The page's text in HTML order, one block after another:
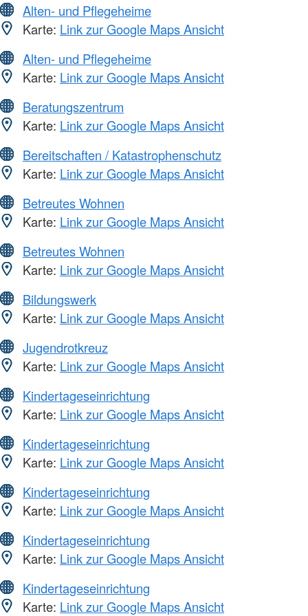
Alten- und Pflegeheime
Karte: Link zur Google Maps Ansicht
Alten- und Pflegeheime
Karte: Link zur Google Maps Ansicht
Beratungszentrum
Karte: Link zur Google Maps Ansicht
Bereitschaften / Katastrophenschutz
Karte: Link zur Google Maps Ansicht
Betreutes Wohnen
Karte: Link zur Google Maps Ansicht
Betreutes Wohnen
Karte: Link zur Google Maps Ansicht
Bildungswerk
Karte: Link zur Google Maps Ansicht
Jugendrotkreuz
Karte: Link zur Google Maps Ansicht
Kindertageseinrichtung
Karte: Link zur Google Maps Ansicht
Kindertageseinrichtung
Karte: Link zur Google Maps Ansicht
Kindertageseinrichtung
Karte: Link zur Google Maps Ansicht
Kindertageseinrichtung
Karte: Link zur Google Maps Ansicht
Kindertageseinrichtung
Karte: Link zur Google Maps Ansicht